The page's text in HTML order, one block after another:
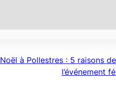
Noël à Pollestres : 5 raisons
l’événement